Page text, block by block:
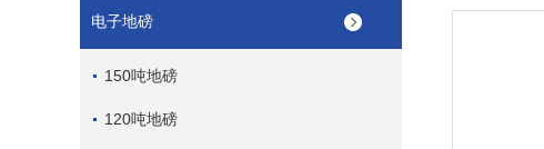
电子地磅
150吨地磅
120吨地磅